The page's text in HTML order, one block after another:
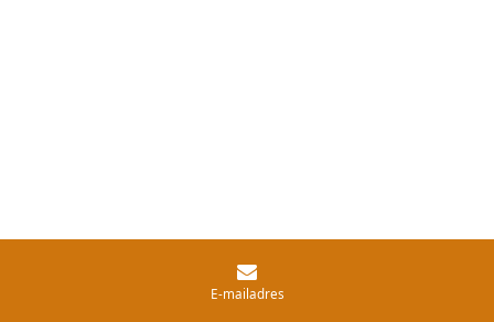
E-mailadres